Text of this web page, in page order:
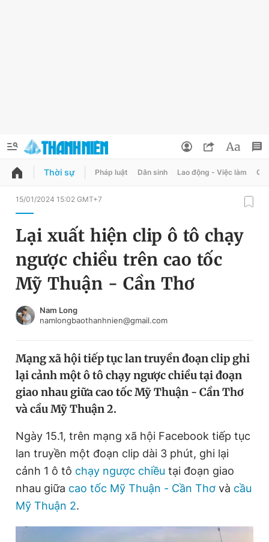
QUẢNG CÁO
Chuyên mục
Chuyên mục khác
Chào ngày mới
Video Magazine
Sản phẩm khác
Tiện ích Bạn cần biết
Thông tin tòa soạn Liên hệ quảng cáo
Đổi mật khẩu
Tin đã lưu
Tin đã xem
Đăng xuất
Thời sự Pháp luật Dân sinh Lao động - Việc làm
15/01/2024 15:02 GMT+7
Lại xuất hiện clip ô tô chạy
ngược chiều trên cao tốc
Mỹ Thuận - Cần Thơ
Nam Long
namlongbaothanhnien@gmail.com
Mạng xã hội tiếp tục lan truyền đoạn clip ghi
lại cảnh một ô tô chạy ngược chiều tại đoạn
giao nhau giữa cao tốc Mỹ Thuận - Cần Thơ
và cầu Mỹ Thuận 2.
Ngày 15.1, trên mạng xã hội Facebook tiếp tục
lan truyền một đoạn clip dài 3 phút, ghi lại
cảnh 1 ô tô chạy ngược chiều tại đoạn giao
nhau giữa cao tốc Mỹ Thuận - Cần Thơ và cầu
Mỹ Thuận 2.